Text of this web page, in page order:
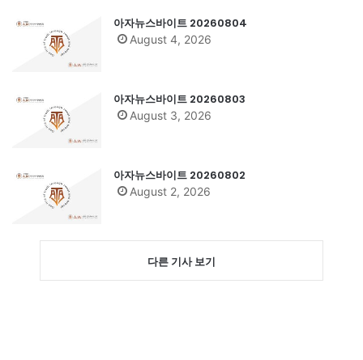
아자뉴스바이트 20260804
August 4, 2026
아자뉴스바이트 20260803
August 3, 2026
아자뉴스바이트 20260802
August 2, 2026
다른 기사 보기